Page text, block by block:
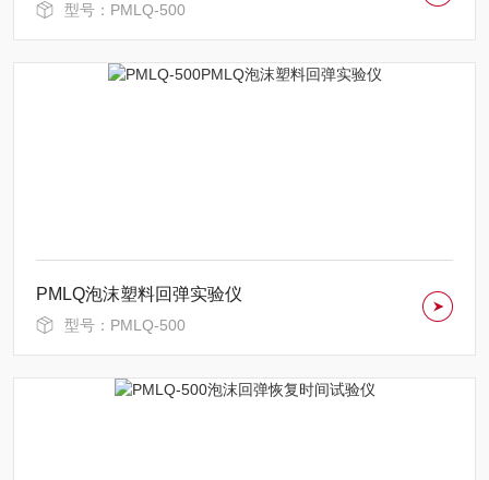
型号：PMLQ-500
PMLQ泡沫塑料回弹实验仪
型号：PMLQ-500